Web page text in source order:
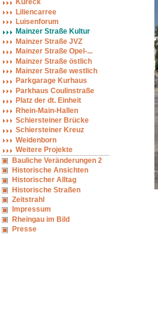
Kureck
Liliencarree
Luisenforum
Mainzer Straße Kultur
Mainzer Straße JVZ
Mainzer Straße Opel-...
Mainzer Straße östlich
Mainzer Straße westlich
Parkgarage Kurhaus
Parkhaus Coulinstraße
Platz der dt. Einheit
Rhein-Main-Hallen
Schiersteiner Brücke
Schiersteiner Kreuz
Weidenborn
Weitere Projekte
Bauliche Veränderungen 2
Historische Ansichten
Historischer Alltag
Historische Straßen
Zeitstrahl
Impressum
Rheingau im Bild
Presse